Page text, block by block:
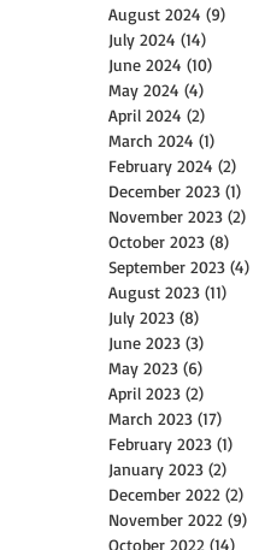
August 2024 (9)
July 2024 (14)
June 2024 (10)
May 2024 (4)
April 2024 (2)
March 2024 (1)
February 2024 (2)
December 2023 (1)
November 2023 (2)
October 2023 (8)
September 2023 (4)
August 2023 (11)
July 2023 (8)
June 2023 (3)
May 2023 (6)
April 2023 (2)
March 2023 (17)
February 2023 (1)
January 2023 (2)
December 2022 (2)
November 2022 (9)
October 2022 (14)